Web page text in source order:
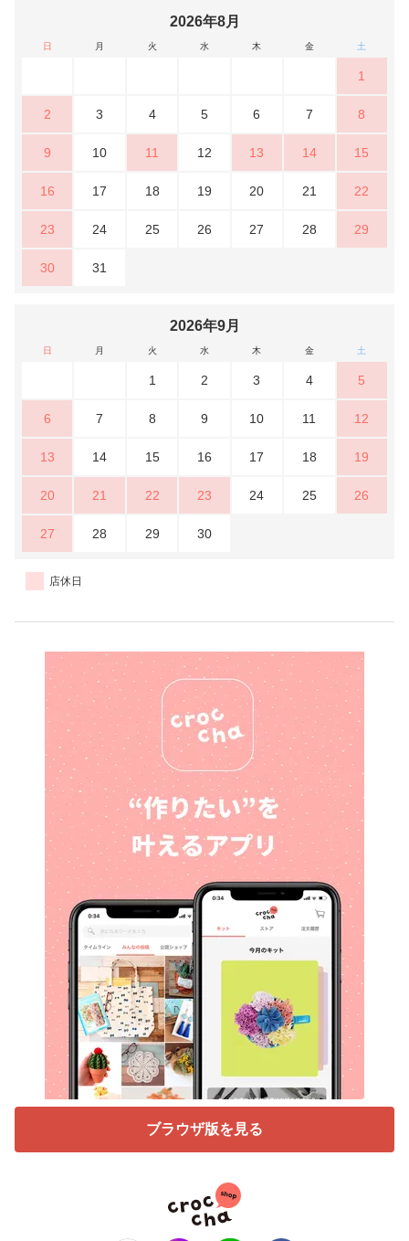
2026年8月
日 月 火 水 木 金 土
1
2 3 4 5 6 7 8
9 10 11 12 13 14 15
16 17 18 19 20 21 22
23 24 25 26 27 28 29
30 31
2026年9月
日 月 火 水 木 金 土
1 2 3 4 5
6 7 8 9 10 11 12
13 14 15 16 17 18 19
20 21 22 23 24 25 26
27 28 29 30
店休日
ブラウザ版を見る